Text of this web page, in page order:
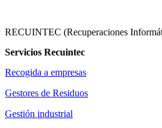
RECUINTEC (Recuperaciones
Servicios Recuintec
Recogida a empresas
Gestores de Residuos
Gestión industrial